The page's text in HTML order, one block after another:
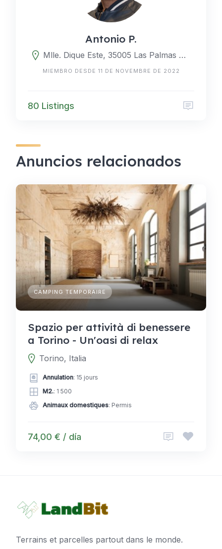
Antonio P.
Mlle. Dique Este, 35005 Las Palmas de Gran Canaria, Las Palmas, España
MIEMBRO DESDE 11 DE NOVEMBRE DE 2022
80 Listings
Anuncios relacionados
CAMPING TEMPORAIRE
Spazio per attività di benessere
a Torino - Un'oasi di relax
Torino, Italia
Annulation: 15 jours
M2.: 1 500
Animaux domestiques: Permis
74,00 € / día
Terrains et parcelles partout dans le monde.